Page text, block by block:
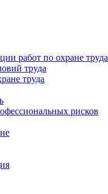
работ по охране труда
труда
труда
рисков